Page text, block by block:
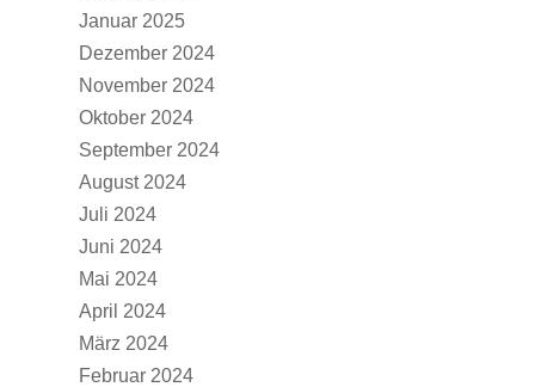
Januar 2025
Dezember 2024
November 2024
Oktober 2024
September 2024
August 2024
Juli 2024
Juni 2024
Mai 2024
April 2024
März 2024
Februar 2024